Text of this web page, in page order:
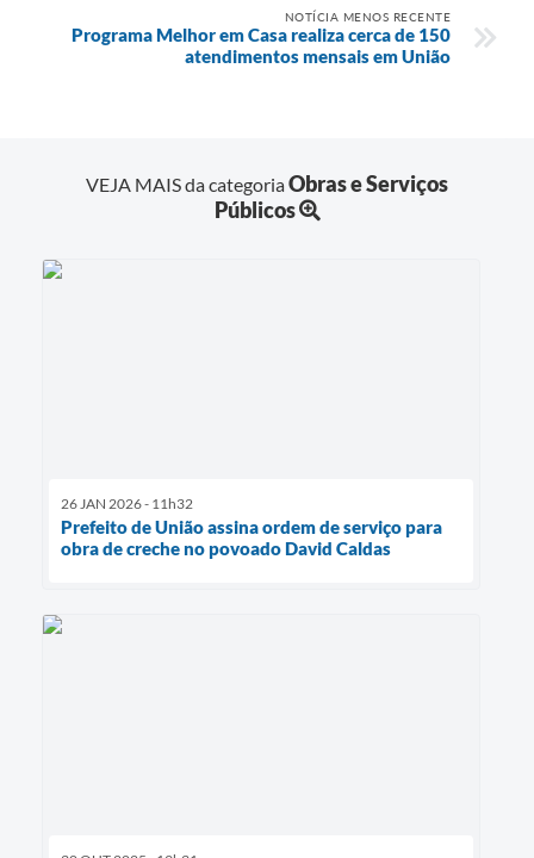
NOTÍCIA MENOS RECENTE
Programa Melhor em Casa realiza cerca de 150
atendimentos mensais em União
VEJA MAIS da categoriaObras e Serviços
Públicos
26 JAN 2026 - 11h32
Prefeito de União assina ordem de serviço para
obra de creche no povoado David Caldas